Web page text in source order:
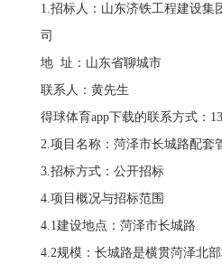
1.招标人：山东济铁工程建设集
司
地 址：山东省聊城市
联系人：黄先生
得球体育app下载的联系方式：
2.项目名称：菏泽市长城路配套
3.招标方式：公开招标
4.项目概况与招标范围
4.1建设地点：菏泽市长城路
4.2规模：长城路是横贯菏泽北